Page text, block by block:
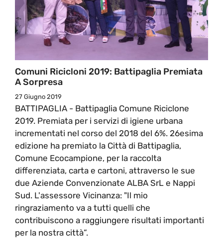
Comuni Ricicloni 2019: Battipaglia Premiata
A Sorpresa
27 Giugno 2019
BATTIPAGLIA - Battipaglia Comune Riciclone
2019. Premiata per i servizi di igiene urbana
incrementati nel corso del 2018 del 6%. 26esima
edizione ha premiato la Città di Battipaglia,
Comune Ecocampione, per la raccolta
differenziata, carta e cartoni, attraverso le sue
due Aziende Convenzionate ALBA SrL e Nappi
Sud. L'assessore Vicinanza: "Il mio
ringraziamento va a tutti quelli che
contribuiscono a raggiungere risultati importanti
per la nostra città”.